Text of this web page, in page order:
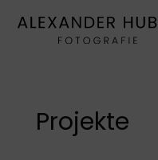
Projekte